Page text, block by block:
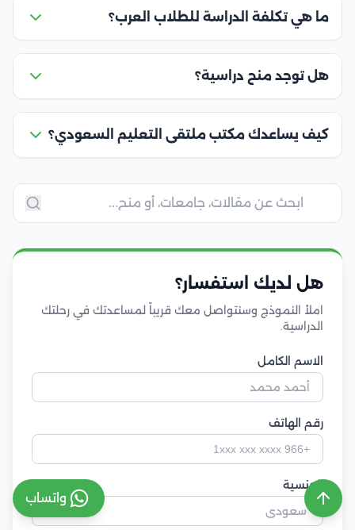
ما هي تكلفة الدراسة للطلاب العرب؟
هل توجد منح دراسية؟
كيف يساعدك مكتب ملتقى التعليم السعودي؟
هل لديك استفسار؟
املأ النموذج وسنتواصل معك قريباً لمساعدتك في رحلتك
الدراسية.
الاسم الكامل
رقم الهاتف
الجنسية
واتساب